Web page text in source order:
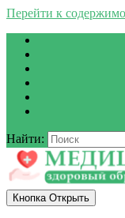
Перейти к
Найти:
Кнопка Открыть